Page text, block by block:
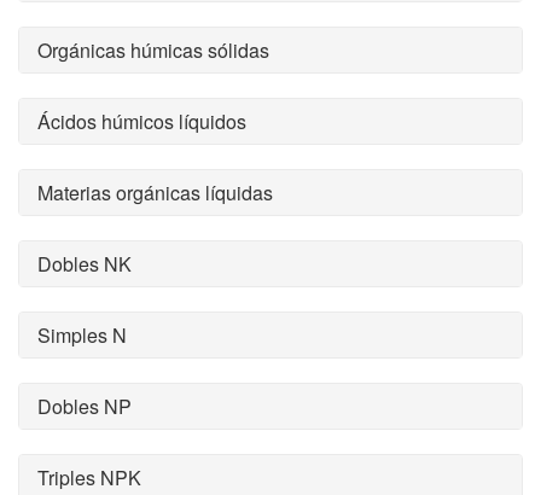
Orgánicas húmicas sólidas
Ácidos húmicos líquidos
Materias orgánicas líquidas
Dobles NK
Simples N
Dobles NP
Triples NPK